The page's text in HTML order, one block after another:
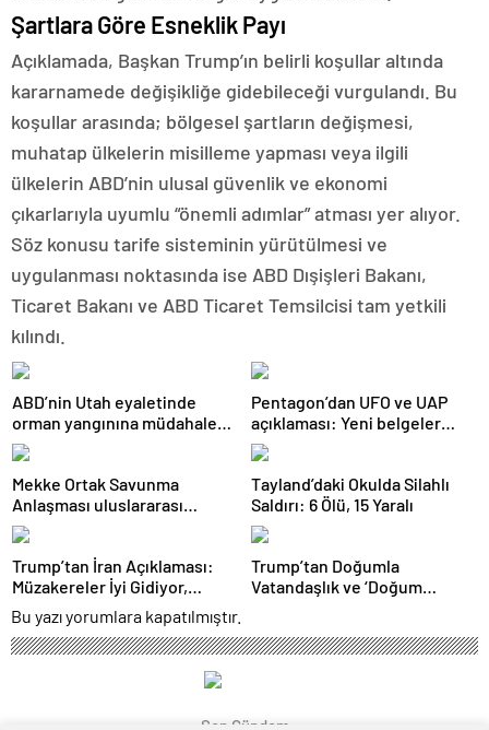
Şartlara Göre Esneklik Payı
Açıklamada, Başkan Trump’ın belirli koşullar altında
kararnamede değişikliğe gidebileceği vurgulandı. Bu
koşullar arasında; bölgesel şartların değişmesi,
muhatap ülkelerin misilleme yapması veya ilgili
ülkelerin ABD’nin ulusal güvenlik ve ekonomi
çıkarlarıyla uyumlu “önemli adımlar” atması yer alıyor.
Söz konusu tarife sisteminin yürütülmesi ve
uygulanması noktasında ise ABD Dışişleri Bakanı,
Ticaret Bakanı ve ABD Ticaret Temsilcisi tam yetkili
kılındı.
ABD’nin Utah eyaletinde
orman yangınına müdahale
eden helikopter düştü
Pentagon’dan UFO ve UAP
açıklaması: Yeni belgeler
kamuoyuyla paylaşıldı
Mekke Ortak Savunma
Anlaşması uluslararası
basında geniş yankı uyandırdı
Tayland’daki Okulda Silahlı
Saldırı: 6 Ölü, 15 Yaralı
Trump’tan İran Açıklaması:
Müzakereler İyi Gidiyor,
Anlaşma Sağlanabilir
Trump’tan Doğumla
Vatandaşlık ve ‘Doğum
Bu yazı yorumlara kapatılmıştır.
Son Gündem